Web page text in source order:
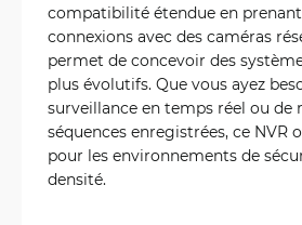
compatibilité étendue en
connexions avec des caméras
permet de concevoir des
plus évolutifs. Que vous ayez
surveillance en temps réel ou de
séquences enregistrées, ce NVR
pour les environnements de
densité.